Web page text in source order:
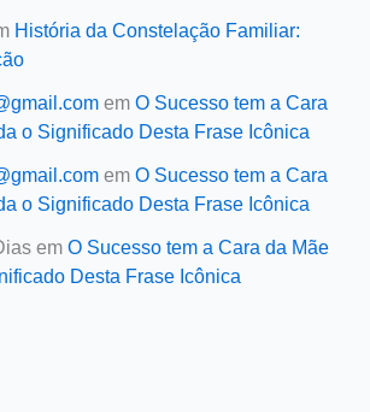
História da Constelação Familiar:
em O Sucesso tem a Cara
o Significado Desta Frase Icônica
em O Sucesso tem a Cara
o Significado Desta Frase Icônica
em O Sucesso tem a Cara da Mãe
Desta Frase Icônica